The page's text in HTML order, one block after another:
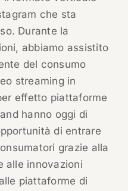
che sta
Durante la
abbiamo assistito
del consumo
streaming in
effetto piattaforme
hanno oggi di
di entrare
grazie alla
alle innovazioni
piattaforme di